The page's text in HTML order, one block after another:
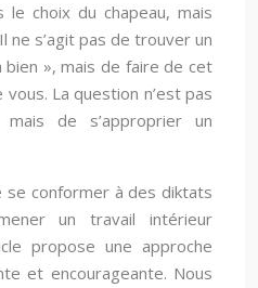
le choix du chapeau, mais
ne s’agit pas de trouver un
bien », mais de faire de cet
La question n’est pas
de s’approprier un
se conformer à des diktats
un travail intérieur
propose une approche
et encourageante. Nous